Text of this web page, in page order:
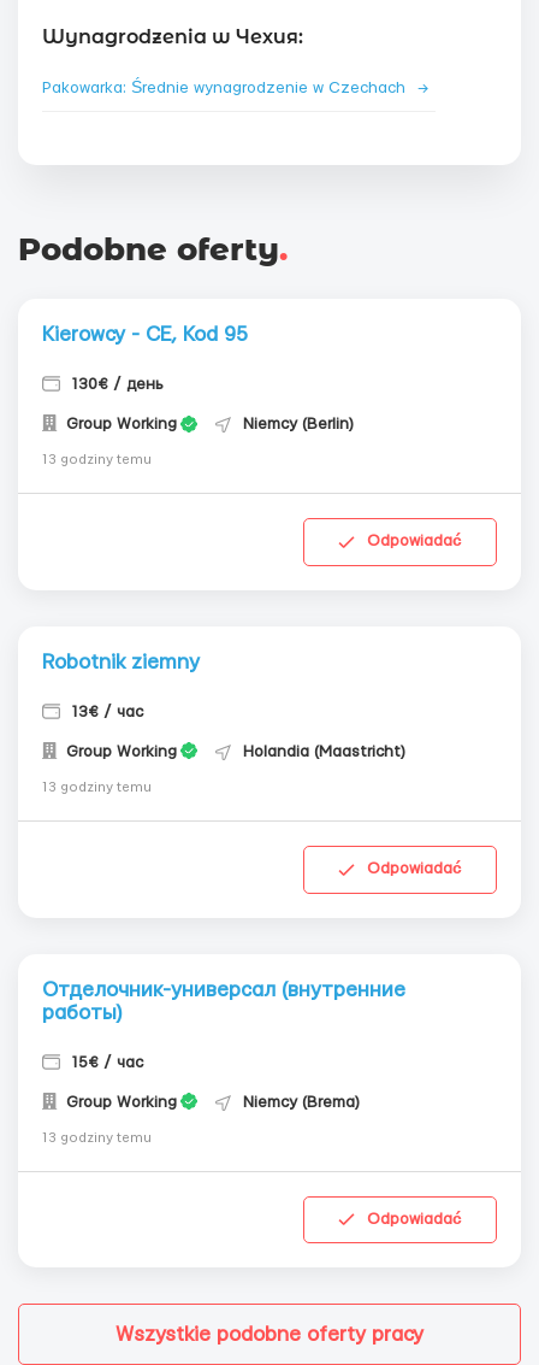
Wynagrodzenia w Чехия:
Pakowarka: Średnie wynagrodzenie w Czechach →
Podobne oferty.
Kierowcy - CE, Kod 95
130€ / день
Group Working Niemcy (Berlin)
13 godziny temu
Odpowiadać
Robotnik ziemny
13€ / час
Group Working Holandia (Maastricht)
13 godziny temu
Odpowiadać
Отделочник-универсал (внутренние
работы)
15€ / час
Group Working Niemcy (Brema)
13 godziny temu
Odpowiadać
Wszystkie podobne oferty pracy